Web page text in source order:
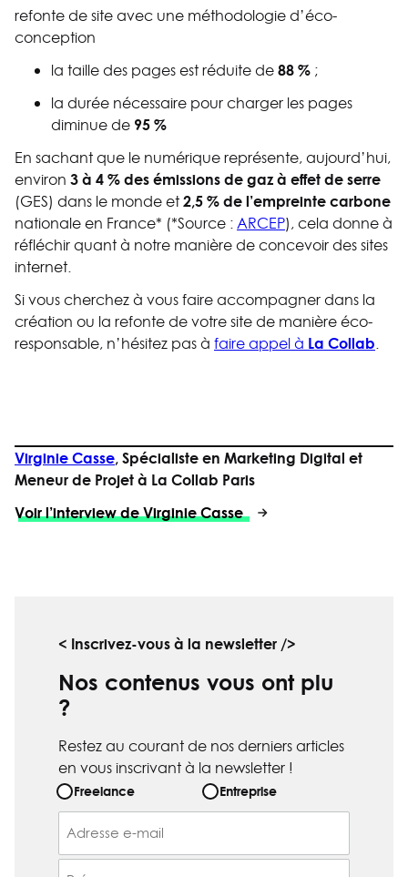
refonte de site avec une méthodologie d’éco-
conception
la taille des pages est réduite de88 % ;
la durée nécessaire pour charger les pages
diminue de 95 %
En sachant que le numérique représente, aujourd’hui,
environ 3 à 4 % des émissions de gaz à effet de serre
(GES) dans le monde et2,5 % de l’empreinte carbone
nationale en France​* (*Source :ARCEP)​, cela donne à
réfléchir quant à notre manière de concevoir des sites
internet.
Si vous cherchez à vous faire accompagner dans la
création ou la refonte de votre site de manière éco-
responsable, n’hésitez pas à faire appel à La Collab.
Virginie Casse, Spécialiste en Marketing Digital et
Meneur de Projet à La Collab Paris
Voir l’interview de Virginie Casse
< Inscrivez-vous à la newsletter />
Nos contenus vous ont plu
?
Restez au courant de nos derniers articles
en vous inscrivant à la newsletter !
E
T
A
P
Freelance Entreprise
m